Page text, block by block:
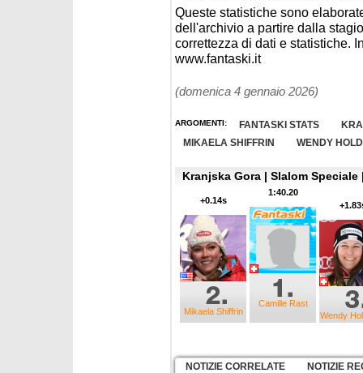
Queste statistiche sono
dell'archivio a partire dalla
correttezza di dati e statistiche.
www.fantaski.it
(domenica 4 gennaio 2026)
ARGOMENTI: FANTASKI STATS
MIKAELA SHIFFRIN
WENDY
Kranjska Gora | Slalom Speciale
Camille Rast
1:40.20
Mikaela Shiffrin
+0.14s
Wendy
NOTIZIE CORRELATE NOTIZIE